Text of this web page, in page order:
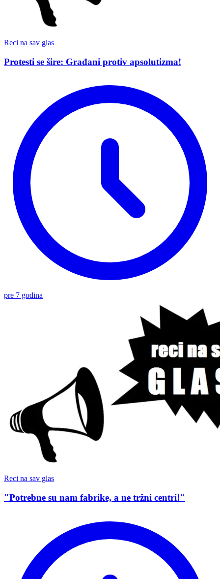
Reci na sav glas
Protesti se šire: Građani protiv apsolutizma!
pre 7 godina
Reci na sav glas
"Potrebne su nam fabrike, a ne tržni centri!"